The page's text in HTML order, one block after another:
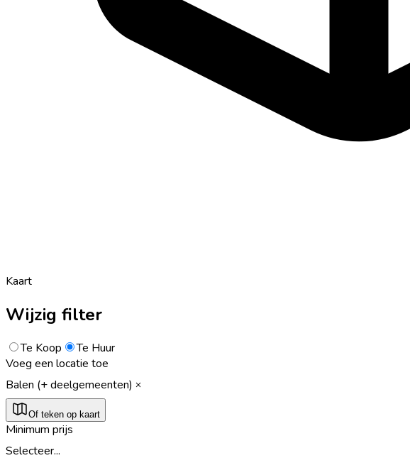
Kaart
Wijzig filter
Te Koop
Te Huur
Voeg een locatie toe
Balen (+ deelgemeenten)
Of teken op kaart
Minimum prijs
Selecteer...